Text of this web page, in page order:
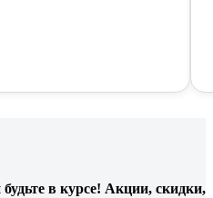
будьте в курсе! Акции, скидки,